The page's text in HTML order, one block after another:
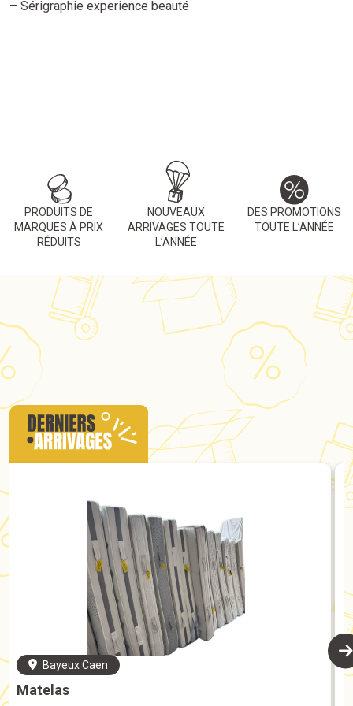
– Sérigraphie experience beauté
PRODUITS DE
MARQUES À PRIX
RÉDUITS
NOUVEAUX
ARRIVAGES TOUTE
L’ANNÉE
DES PROMOTIONS
TOUTE L’ANNÉE
Bayeux Caen
Matelas